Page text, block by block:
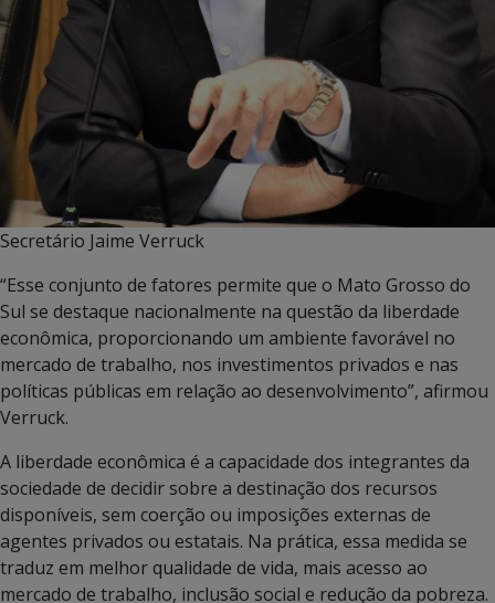
Secretário Jaime Verruck
“Esse conjunto de fatores permite que o Mato Grosso do
Sul se destaque nacionalmente na questão da liberdade
econômica, proporcionando um ambiente favorável no
mercado de trabalho, nos investimentos privados e nas
políticas públicas em relação ao desenvolvimento”, afirmou
Verruck.
A liberdade econômica é a capacidade dos integrantes da
sociedade de decidir sobre a destinação dos recursos
disponíveis, sem coerção ou imposições externas de
agentes privados ou estatais. Na prática, essa medida se
traduz em melhor qualidade de vida, mais acesso ao
mercado de trabalho, inclusão social e redução da pobreza.